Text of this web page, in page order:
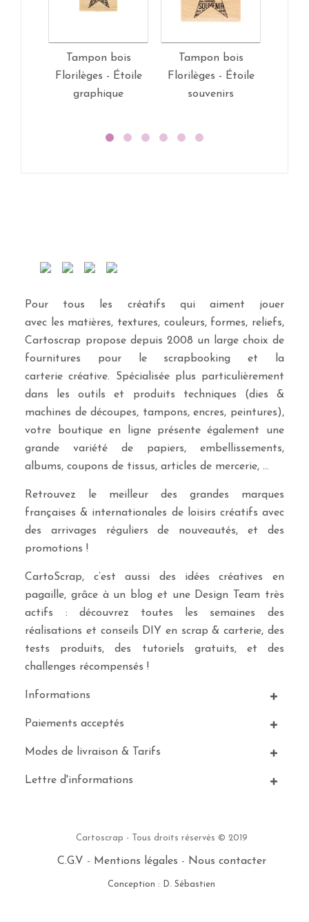
Tampon bois
Florilèges - Étoile
graphique
Tampon bois
Florilèges - Étoile
souvenirs
Pour tous les créatifs qui aiment jouer
avec les matières, textures, couleurs, formes, reliefs,
Cartoscrap propose depuis 2008 un large choix de
fournitures pour le scrapbooking et la
carterie créative. Spécialisée plus particulièrement
dans les outils et produits techniques (dies &
machines de découpes, tampons, encres, peintures),
votre boutique en ligne présente également une
grande variété de papiers, embellissements,
albums, coupons de tissus, articles de mercerie, …
Retrouvez le meilleur des grandes marques
françaises & internationales de loisirs créatifs avec
des arrivages réguliers de nouveautés, et des
promotions !
CartoScrap, c’est aussi des idées créatives en
pagaille, grâce à un blog et une Design Team très
actifs : découvrez toutes les semaines des
réalisations et conseils DIY en scrap & carterie, des
tests produits, des tutoriels gratuits, et des
challenges récompensés !
Informations
Paiements acceptés
Modes de livraison & Tarifs
Lettre d'informations
Cartoscrap - Tous droits réservés © 2019
C.G.V - Mentions légales - Nous contacter
Conception : D. Sébastien